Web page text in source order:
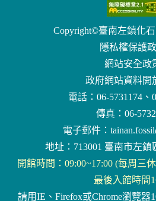
Copyright©臺南左鎮化
隱私權保護
網站安全政
政府網站資料開
電話：06-5731174、
傳真：06-
電子郵件：
地址：713001 臺南市左鎮
開館時間：09:00~17:00 (每周三
最後入館時間
請用IE、Firefox或Chrome瀏覽器